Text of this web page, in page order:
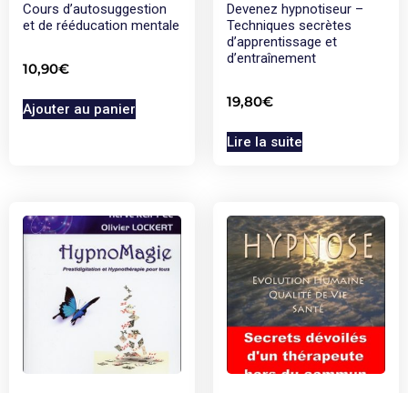
Cours d’autosuggestion
et de rééducation mentale
10,90€
Ajouter au panier
Devenez hypnotiseur –
Techniques secrètes
d’apprentissage et
d’entraînement
19,80€
Lire la suite